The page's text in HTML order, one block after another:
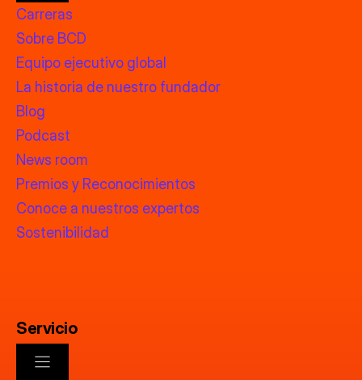
Carreras
Sobre BCD
Equipo ejecutivo global
La historia de nuestro fundador
Blog
Podcast
News room
Premios y Reconocimientos
Conoce a nuestros expertos
Sostenibilidad
Servicio